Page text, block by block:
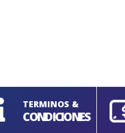
TERMINOS &
CONDICIONES